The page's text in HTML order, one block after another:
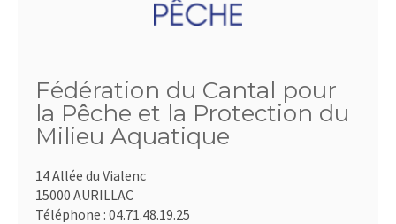
Fédération du Cantal pour
la Pêche et la Protection du
Milieu Aquatique
14 Allée du Vialenc
15000 AURILLAC
Téléphone : 04.71.48.19.25